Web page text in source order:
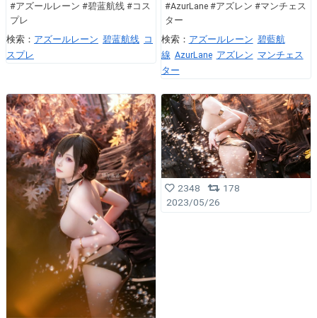
#アズールレーン #碧蓝航线 #コス
プレ
検索： アズールレーン 碧蓝航线 コ
スプレ
#AzurLane #アズレン #マンチェス
ター
検索： アズールレーン 碧藍航
線 AzurLane アズレン マンチェス
ター
2348
178
2023/05/26